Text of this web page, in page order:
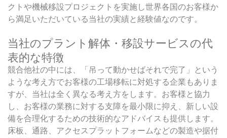
クトや機械移設プロジェクトを実施し世界各国のお客様か
ら満足いただいている当社の実績と経験値なのです。
当社のプラント解体・移設サービスの代
表的な特徴
競合他社の中には、「吊って動かせばそれで完了」という
ような考え方でお客様の工場移転に対処する企業もありま
すが、当社は全く異なる考え方をします。お客様と協力
し、お客様の業務に対する支障を最小限に抑え、新しい設
備を合理化するための技術的なアドバイスも提供します。
床板、通路、アクセスプラットフォームなどの製造や据付